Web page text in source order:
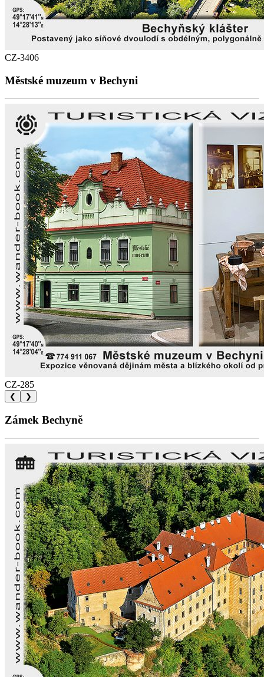
CZ-3406
Městské muzeum v Bechyni
CZ-285
❮ ❯
Zámek Bechyně